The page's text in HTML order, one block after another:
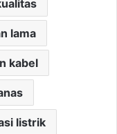
lama
kabel
listrik